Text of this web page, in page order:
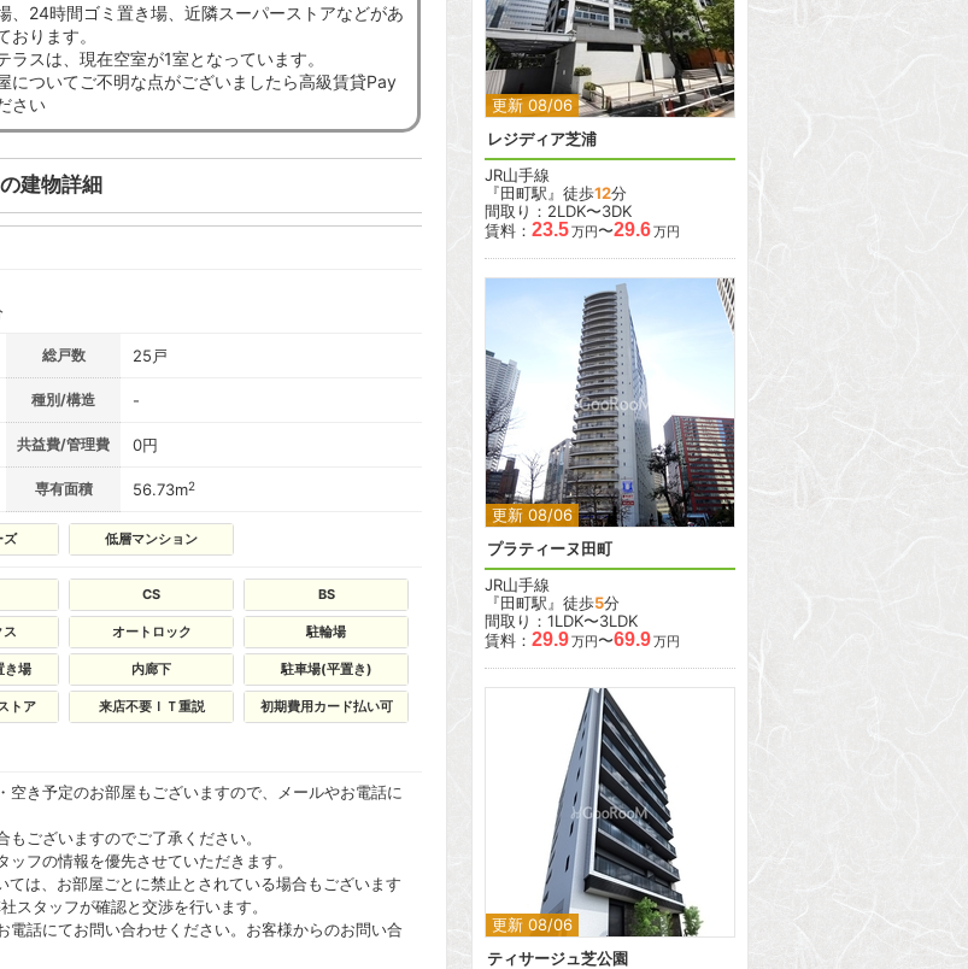
、24時間ゴミ置き場、近隣スーパーストアなどがあ
おります。
ラスは、現在空室が1室となっています。
についてご不明な点がございましたら高級賃貸Pay
さい
建物詳細
総戸数 25戸
種別/構造 -
共益費/管理費 0円
専有面積 56.73m2
ズ 低層マンション
CS BS
ス オートロック 駐輪場
き場 内廊下 駐車場(平置き)
トア 来店不要ＩＴ重説 初期費用カード払い可
き予定のお部屋もございますので、メールやお電話に
ございますのでご了承ください。
フの情報を優先させていただきます。
は、お部屋ごとに禁止とされている場合もございます
スタッフが確認と交渉を行います。
電話にてお問い合わせください。お客様からのお問い合
更新 08/06
2 2
レジディア芝浦
JR山手線
『田町駅』徒歩12分
間取り：2LDK〜3DK
賃料： 23.5万円〜29.6万円
更新 08/06
2 2
プラティーヌ田町
JR山手線
『田町駅』徒歩5分
間取り：1LDK〜3LDK
賃料： 29.9万円〜69.9万円
更新 08/06
2
ティサージュ芝公園